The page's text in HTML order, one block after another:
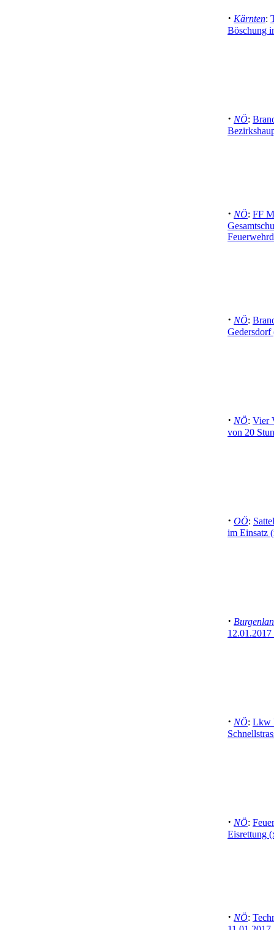
· Kärnten:
Böschung
· NÖ:
· NÖ: FF
· NÖ:
Gedersdorf
· NÖ: Vier
von 20
· OÖ:
im Einsatz
·
· NÖ: Lkw
· NÖ:
Eisrettung
· NÖ: